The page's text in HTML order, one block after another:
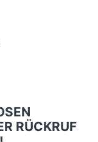
RÜCKRUF